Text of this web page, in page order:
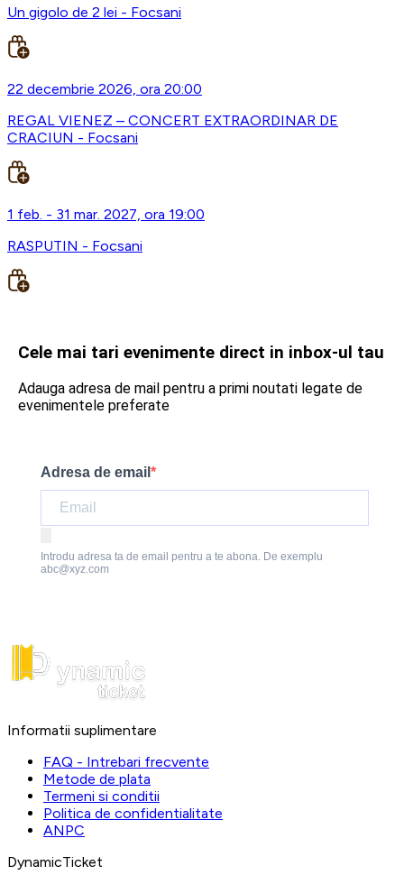
Un gigolo de 2 lei - Focsani
22 decembrie 2026, ora 20:00
REGAL VIENEZ – CONCERT EXTRAORDINAR DE
CRACIUN - Focsani
1 feb. - 31 mar. 2027, ora 19:00
RASPUTIN - Focsani
Cele mai tari evenimente direct in inbox-ul tau
Adauga adresa de mail pentru a primi noutati legate de
evenimentele preferate
Adresa de email
Introdu adresa ta de email pentru a te abona. De exemplu
abc@xyz.com
Informatii suplimentare
FAQ - Intrebari frecvente
Metode de plata
Termeni si conditii
Politica de confidentialitate
ANPC
DynamicTicket